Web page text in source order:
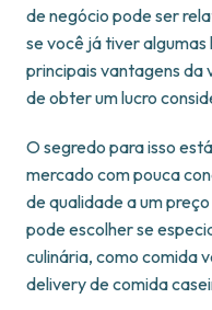
de negócio pode ser
se você já tiver algumas
principais vantagens da
de obter um lucro
O segredo para isso
mercado com pouca
de qualidade a um
pode escolher se
culinária, como comida
delivery de comida